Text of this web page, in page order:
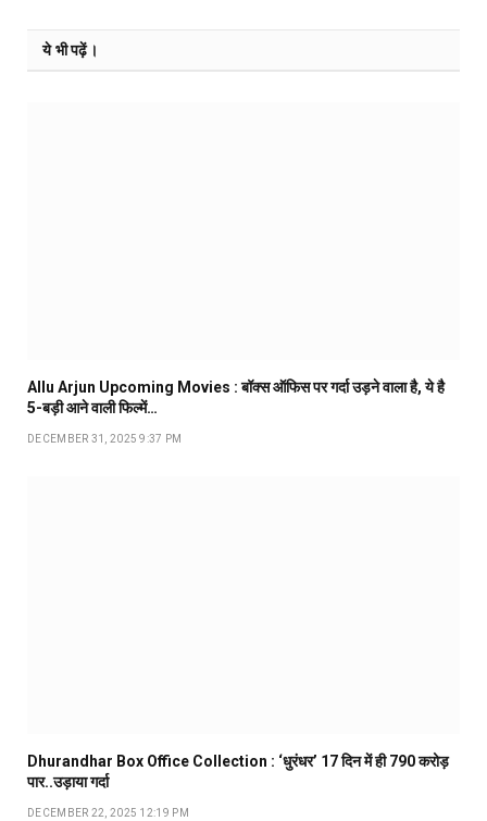
ये भी पढ़ें।
Allu Arjun Upcoming Movies : बॉक्स ऑफिस पर गर्दा उड़ने वाला है, ये है
5-बड़ी आने वाली फिल्में…
DECEMBER 31, 2025 9:37 PM
Dhurandhar Box Office Collection : ‘धुरंधर’ 17 दिन में ही ₹790 करोड़
पार..उड़ाया गर्दा
DECEMBER 22, 2025 12:19 PM